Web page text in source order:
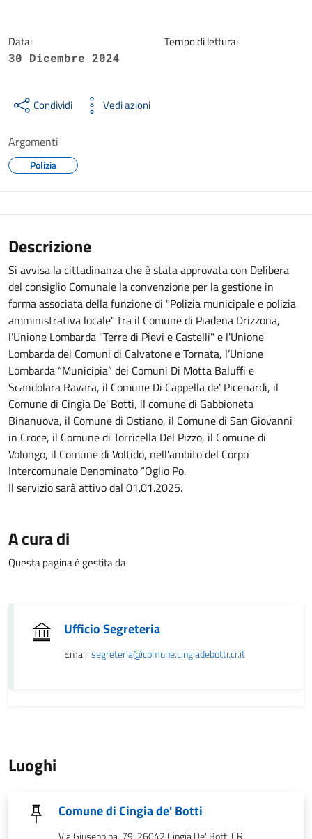
Data:
30 Dicembre 2024
Tempo di lettura:
Condividi Vedi azioni
Argomenti
Polizia
Descrizione
Si avvisa la cittadinanza che è stata approvata con Delibera
del consiglio Comunale la convenzione per la gestione in
forma associata della funzione di "Polizia municipale e polizia
amministrativa locale" tra il Comune di Piadena Drizzona,
l’Unione Lombarda "Terre di Pievi e Castelli" e l'Unione
Lombarda dei Comuni di Calvatone e Tornata, l’Unione
Lombarda “Municipia” dei Comuni Di Motta Baluffi e
Scandolara Ravara, il Comune Di Cappella de' Picenardi, il
Comune di Cingia De' Botti, il comune di Gabbioneta
Binanuova, il Comune di Ostiano, il Comune di San Giovanni
in Croce, il Comune di Torricella Del Pizzo, il Comune di
Volongo, il Comune di Voltido, nell'ambito del Corpo
Intercomunale Denominato “Oglio Po.
Il servizio sarà attivo dal 01.01.2025.
A cura di
Questa pagina è gestita da
Ufficio Segreteria
Email:segreteria@comune.cingiadebotti.cr.it
Luoghi
Comune di Cingia de' Botti